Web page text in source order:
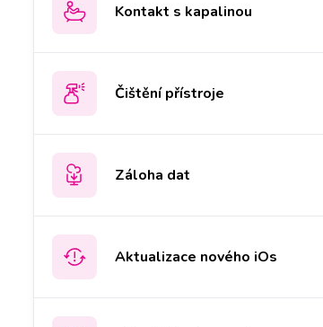
Kontakt s kapalinou
Čištění přístroje
Záloha dat
Aktualizace nového iOs